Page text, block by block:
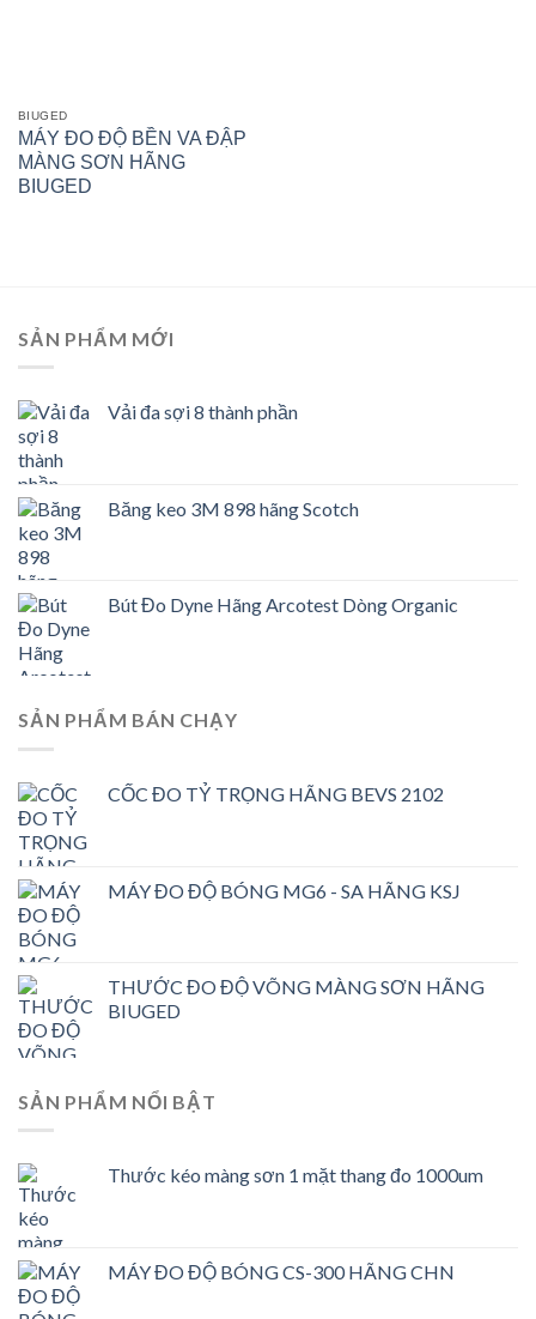
BIUGED
MÁY ĐO ĐỘ BỀN VA ĐẬP
MÀNG SƠN HÃNG
BIUGED
SẢN PHẨM MỚI
Vải đa sợi 8 thành phần
Băng keo 3M 898 hãng Scotch
Bút Đo Dyne Hãng Arcotest Dòng Organic
SẢN PHẨM BÁN CHẠY
CỐC ĐO TỶ TRỌNG HÃNG BEVS 2102
MÁY ĐO ĐỘ BÓNG MG6 - SA HÃNG KSJ
THƯỚC ĐO ĐỘ VÕNG MÀNG SƠN HÃNG
BIUGED
SẢN PHẨM NỔI BẬT
Thước kéo màng sơn 1 mặt thang đo 1000um
MÁY ĐO ĐỘ BÓNG CS-300 HÃNG CHN